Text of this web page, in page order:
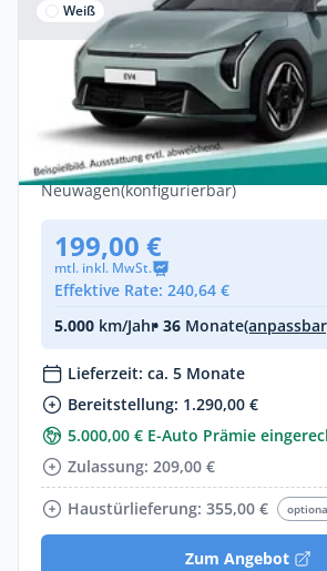
Weiß
Privat
Kia EV4 Fastback 58,3 kWh
5.000€ E-FÖRDERPRÄMIE
Elektro •Automatik •204 PS (150 kW)
Neuwagen(konfigurierbar)
199,00 €
mtl. inkl. MwSt.
Effektive Rate: 240,64 €
5.000 km/Jahr• 36 Monate
Lieferzeit: ca. 5 Monate
Bereitstellung: 1.290,00 €
5.000,00 € E-Auto Prämie
Zulassung: 209,00 €
Haustürlieferung: 355,00 €
Zum Angebot